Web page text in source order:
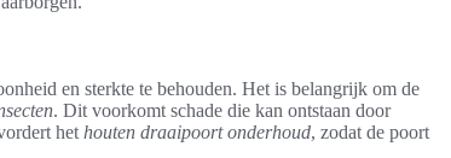
en sterkte te behouden. Het is belangrijk om de
. Dit voorkomt schade die kan ontstaan door
het houten draaipoort onderhoud, zodat de poort